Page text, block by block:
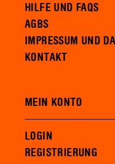
HILFE UND FAQS
AGBS
IMPRESSUM UND
KONTAKT
MEIN KONTO
LOGIN
REGISTRIERUNG